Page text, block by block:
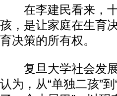
在李建民看来，十
孩，是让家庭在生育
育决策的所有权。
复旦大学社会发展
认为，从“单独二孩”